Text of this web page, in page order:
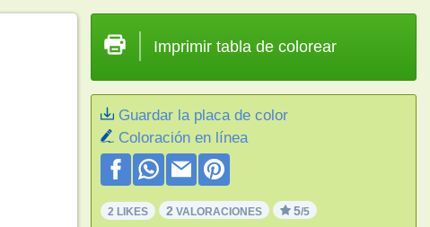
Imprimir tabla de colorear
Guardar la placa de color
Coloración en línea
2 LIKES 2 VALORACIONES 5/5